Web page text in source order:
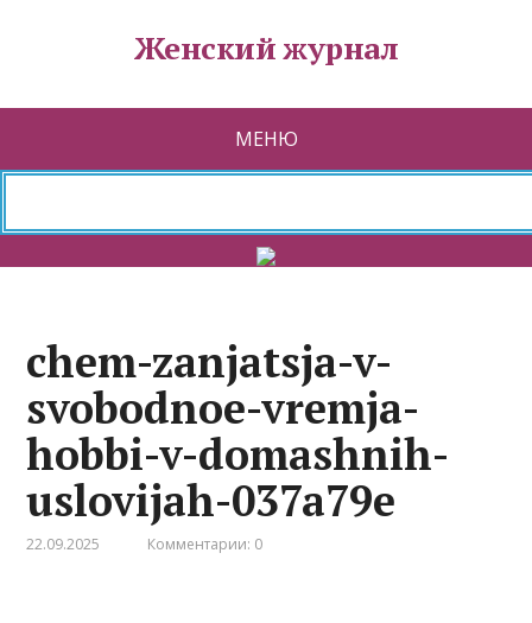
Женский журнал
МЕНЮ
chem-zanjatsja-v-
svobodnoe-vremja-
hobbi-v-domashnih-
uslovijah-037a79e
22.09.2025 Комментарии: 0